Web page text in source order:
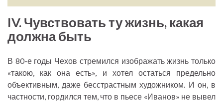
IV. Чувствовать ту жизнь, какая
должна быть
В 80-е годы Чехов стремился изображать жизнь только
«такою, как она есть», и хотел остаться предельно
объективным, даже бесстрастным художником. И он, в
частности, гордился тем, что в пьесе «Иванов» не вывел